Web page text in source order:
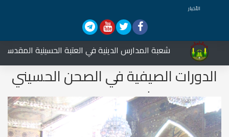
الأخبار
شعبة المدارس الدينية في العتبة الحسينية المقدسة
الدورات الصيفية في الصحن الحسيني
الشريف 1432هـ